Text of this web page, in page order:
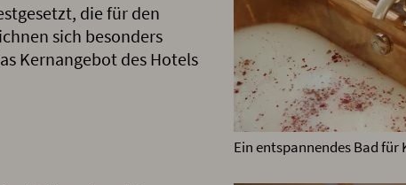
die für den
sich besonders
Kernangebot des Hotels
Ein entspannendes Bad für